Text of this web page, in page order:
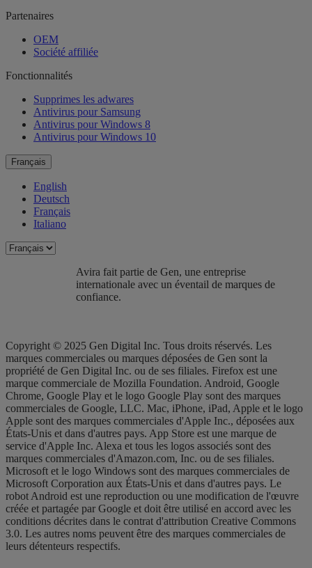
Partenaires
OEM
Société affiliée
Fonctionnalités
Supprimes les adwares
Antivirus pour Samsung
Antivirus pour Windows 8
Antivirus pour Windows 10
Français
English
Deutsch
Français
Italiano
Avira fait partie de Gen, une entreprise
internationale avec un éventail de marques de
confiance.​
Copyright © 2025 Gen Digital Inc. Tous droits réservés. Les
marques commerciales ou marques déposées de Gen sont la
propriété de Gen Digital Inc. ou de ses filiales. Firefox est une
marque commerciale de Mozilla Foundation. Android, Google
Chrome, Google Play et le logo Google Play sont des marques
commerciales de Google, LLC. Mac, iPhone, iPad, Apple et le logo
Apple sont des marques commerciales d'Apple Inc., déposées aux
États-Unis et dans d'autres pays. App Store est une marque de
service d'Apple Inc. Alexa et tous les logos associés sont des
marques commerciales d'Amazon.com, Inc. ou de ses filiales.
Microsoft et le logo Windows sont des marques commerciales de
Microsoft Corporation aux États-Unis et dans d'autres pays. Le
robot Android est une reproduction ou une modification de l'œuvre
créée et partagée par Google et doit être utilisé en accord avec les
conditions décrites dans le contrat d'attribution Creative Commons
3.0. Les autres noms peuvent être des marques commerciales de
leurs détenteurs respectifs.